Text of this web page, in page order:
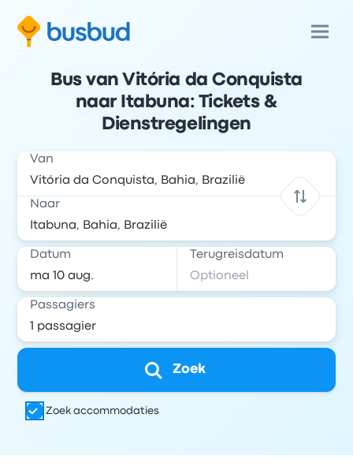
Bus van Vitória da Conquista
naar Itabuna: Tickets &
Dienstregelingen
Van
Naar
Datum Terugreisdatum
Passagiers
Zoek
Zoek accommodaties